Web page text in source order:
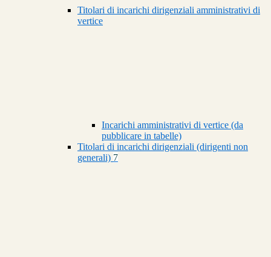
Titolari di incarichi dirigenziali amministrativi di
vertice
Incarichi amministrativi di vertice (da
pubblicare in tabelle)
Titolari di incarichi dirigenziali (dirigenti non
generali) 7